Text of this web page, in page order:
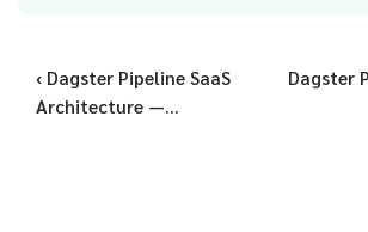
‹ Dagster Pipeline SaaS
Architecture —...
Dagster